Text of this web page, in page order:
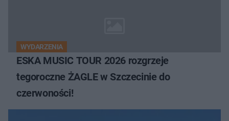
WYDARZENIA
ESKA MUSIC TOUR 2026 rozgrzeje
tegoroczne ŻAGLE w Szczecinie do
czerwoności!